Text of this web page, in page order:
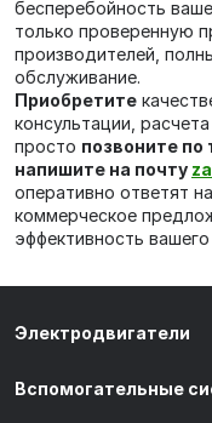
бесперебойность
только проверенную
производителей,
обслуживание.
Приобретите
консультации,
просто позвоните по
напишите на почту
оперативно ответят
коммерческое
эффективность
Электродвигатели
Вспомогательные